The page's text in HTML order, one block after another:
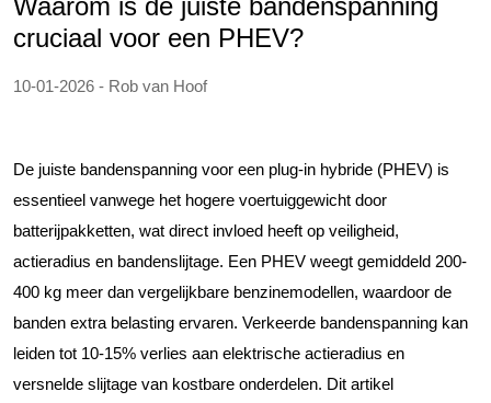
cruciaal voor een PHEV?
10-01-2026 - Rob van Hoof
De juiste bandenspanning voor een plug-in hybride (PHEV) is
essentieel vanwege het hogere voertuiggewicht door
batterijpakketten, wat direct invloed heeft op veiligheid,
actieradius en bandenslijtage. Een PHEV weegt gemiddeld 200-
400 kg meer dan vergelijkbare benzinemodellen, waardoor de
banden extra belasting ervaren. Verkeerde bandenspanning kan
leiden tot 10-15% verlies aan elektrische actieradius en
versnelde slijtage van kostbare onderdelen. Dit artikel